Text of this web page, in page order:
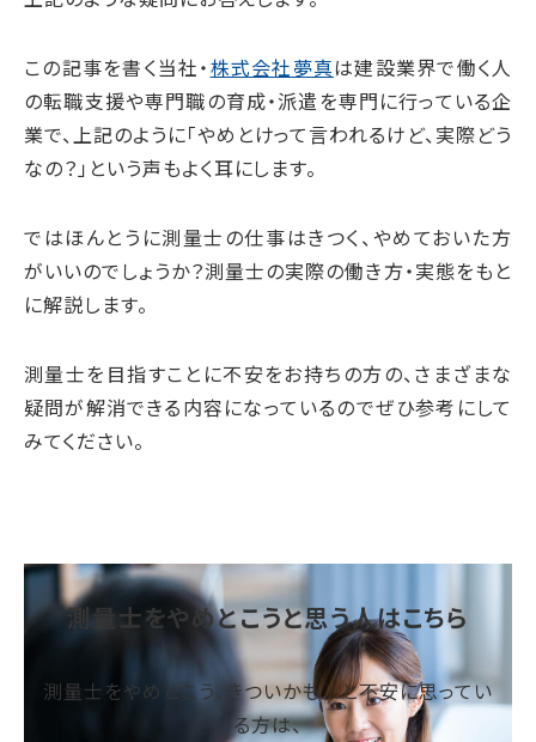
この記事を書く当社・株式会社夢真は建設業界で働く人
の転職支援や専門職の育成・派遣を専門に行っている企
業で、上記のように「やめとけって言われるけど、実際どう
なの？」という声もよく耳にします。
ではほんとうに測量士の仕事はきつく、やめておいた方
がいいのでしょうか？測量士の実際の働き方・実態をもと
に解説します。
測量士を目指すことに不安をお持ちの方の、さまざまな
疑問が解消できる内容になっているのでぜひ参考にして
みてください。
測量士をやめとこうと思う人はこちら
測量士をやめとこう、きついかも…と不安に思ってい
る方は、